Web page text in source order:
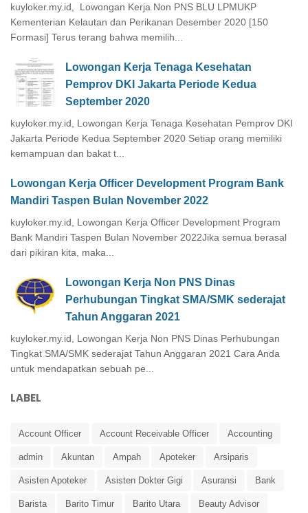
kuyloker.my.id, Lowongan Kerja Non PNS BLU LPMUKP
Kementerian Kelautan dan Perikanan Desember 2020 [150
Formasi] Terus terang bahwa memilih...
Lowongan Kerja Tenaga Kesehatan
Pemprov DKI Jakarta Periode Kedua
September 2020
kuyloker.my.id, Lowongan Kerja Tenaga Kesehatan Pemprov DKI
Jakarta Periode Kedua September 2020 Setiap orang memiliki
kemampuan dan bakat t...
Lowongan Kerja Officer Development Program Bank
Mandiri Taspen Bulan November 2022
kuyloker.my.id, Lowongan Kerja Officer Development Program
Bank Mandiri Taspen Bulan November 2022Jika semua berasal
dari pikiran kita, maka...
Lowongan Kerja Non PNS Dinas
Perhubungan Tingkat SMA/SMK sederajat
Tahun Anggaran 2021
kuyloker.my.id, Lowongan Kerja Non PNS Dinas Perhubungan
Tingkat SMA/SMK sederajat Tahun Anggaran 2021 Cara Anda
untuk mendapatkan sebuah pe...
LABEL
Account Officer Account Receivable Officer Accounting
admin Akuntan Ampah Apoteker Arsiparis
Asisten Apoteker Asisten Dokter Gigi Asuransi Bank
Barista Barito Timur Barito Utara Beauty Advisor